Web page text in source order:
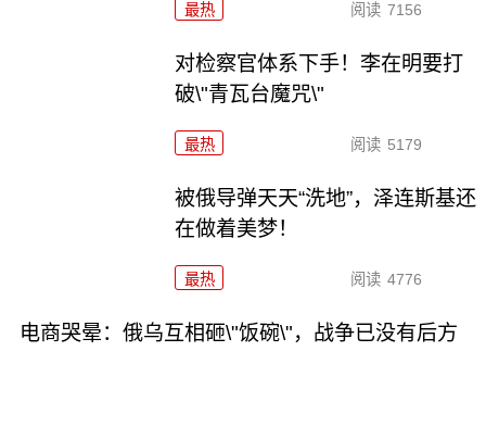
最热 阅读 7156
对检察官体系下手！李在明要打
破\"青瓦台魔咒\"
最热 阅读 5179
被俄导弹天天“洗地”，泽连斯基还
在做着美梦！
最热 阅读 4776
电商哭晕：俄乌互相砸\"饭碗\"，战争已没有后方